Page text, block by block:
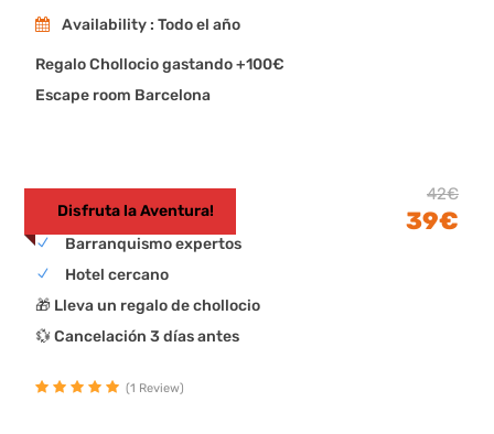
Availability : Todo el año
Regalo Chollocio gastando +100€
Escape room Barcelona
Disfruta la Aventura!
Barranco de Canaletes 42€
39€
Barranquismo expertos
Hotel cercano
🎁 Lleva un regalo de chollocio
💱 Cancelación 3 días antes
(1 Review)